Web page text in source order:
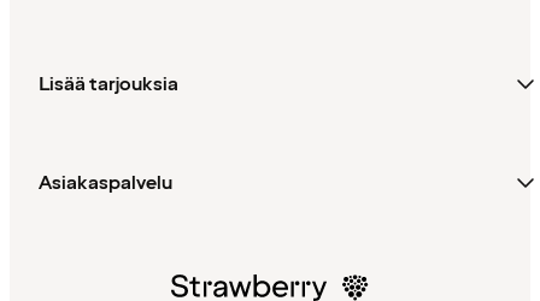
Lisää tarjouksia
Asiakaspalvelu